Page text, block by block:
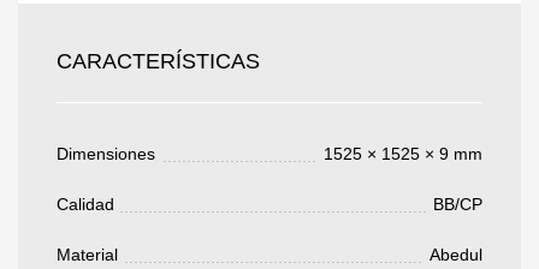
CARACTERÍSTICAS
Dimensiones 1525 × 1525 × 9 mm
Calidad BB/CP
Material Abedul
Después de enviar su solicitud, nos
y discutiremos los métodos de pago y entrega.